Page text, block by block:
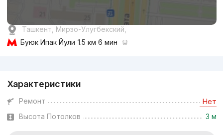
Ташкент, Мирзо-Улугбекский,
Буюк Ипак Йули 1.5 км 6 мин
Характеристики
Ремонт Нет
Высота Потолков 3 м